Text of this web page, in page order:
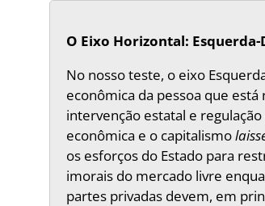
O Eixo Horizontal:
No nosso teste, o eixo
econômica da pessoa que
intervenção estatal e
econômica e o capitalismo
os esforços do Estado para
imorais do mercado livre
partes privadas devem, em